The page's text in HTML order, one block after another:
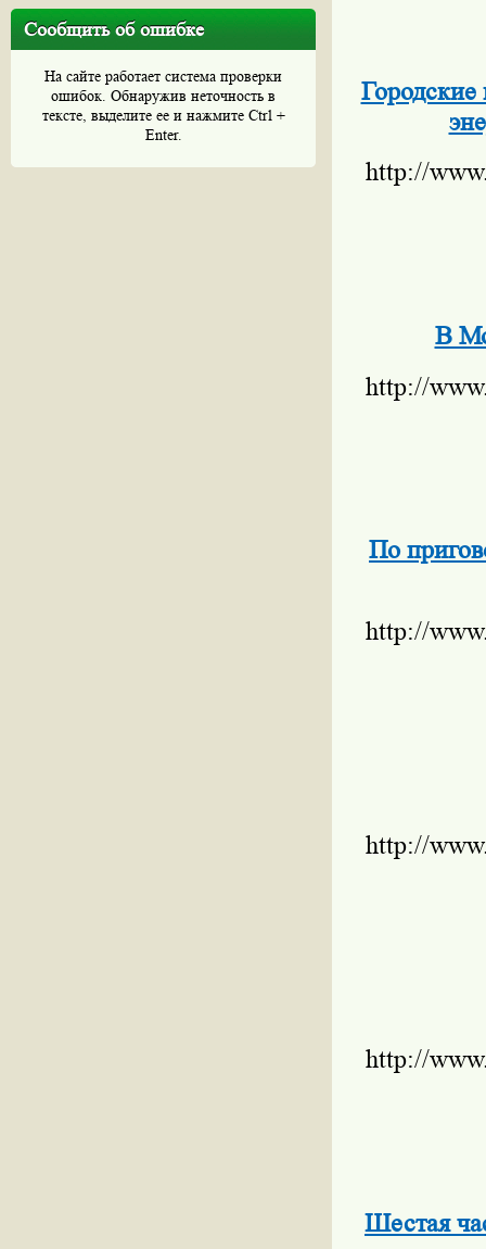
Сообщить об ошибке
На сайте работает система проверки
ошибок. Обнаружив неточность в
тексте, выделите ее и нажмите Ctrl +
Enter.
Городские
http://
В
http://
По
http://
http://
http://
Шестая